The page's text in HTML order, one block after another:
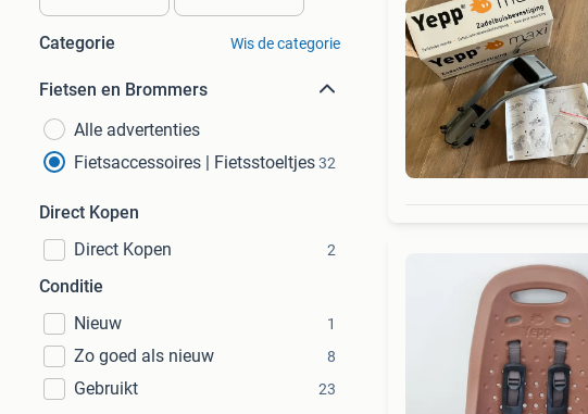
Categorie Wis de categorie
Fietsen en Brommers
Alle advertenties
Fietsaccessoires | Fietsstoeltjes32
Direct Kopen
Direct Kopen
2
Conditie
Nieuw
1
Zo goed als nieuw 8
Gebruikt 23